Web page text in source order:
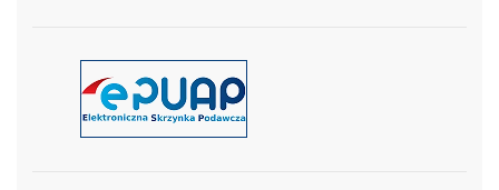
czytaj więcej